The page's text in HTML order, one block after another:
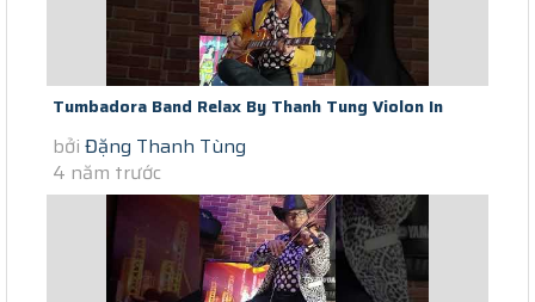
Tumbadora Band Relax By Thanh Tung Violon In
Saigon Social Distance Gimme...
bởi Đặng Thanh Tùng
4 năm trước